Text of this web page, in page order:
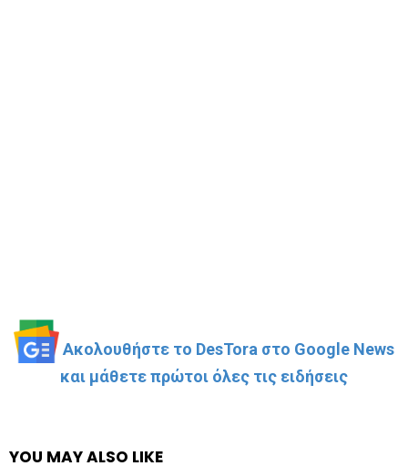
Ακολουθήστε το DesTora στο Google News
και μάθετε πρώτοι όλες τις ειδήσεις
YOU MAY ALSO LIKE